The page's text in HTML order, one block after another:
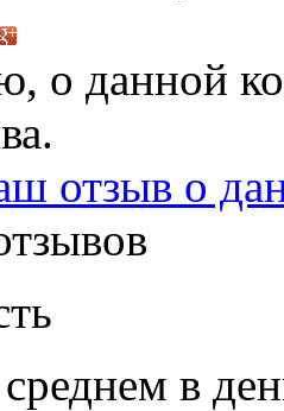
о данной
отзыв о
в